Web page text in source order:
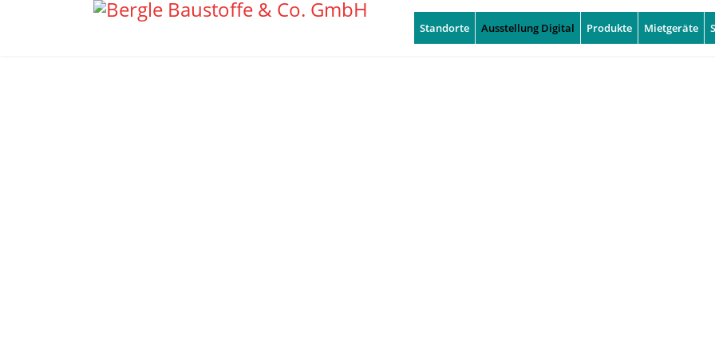
Standorte Ausstellung Digital Produkte Mietgeräte